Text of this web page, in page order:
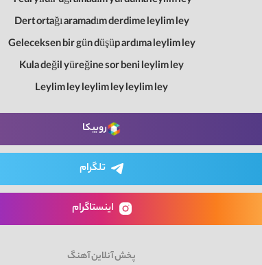
Dert ortağı aramadım derdime leylim ley
Geleceksen bir gün düşüp ardıma leylim ley
Kula değil yüreğine sor beni leylim ley
Leylim ley leylim ley leylim ley
روبیکا
تلگرام
اینستاگرام
پخش آنلاین آهنگ